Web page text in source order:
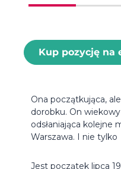
Kup pozycję na
Ona początkująca,
dorobku. On
odsłaniająca kolejne
Warszawa. I nie tylko
Jest początek lipca